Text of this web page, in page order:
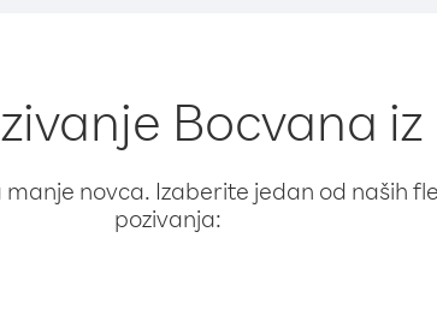
Bocvana
novca. Izaberite jedan od naših
pozivanja: